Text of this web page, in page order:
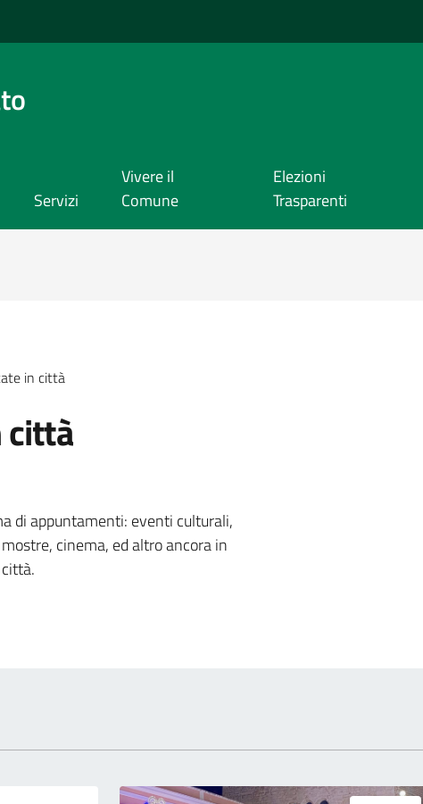
Servizi
Vivere il
Comune
Elezioni
Trasparenti
in città
città
di appuntamenti: eventi culturali,
cinema, ed altro ancora in